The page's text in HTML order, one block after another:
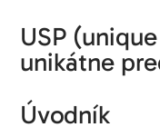
USP
unikátne
Úvodník